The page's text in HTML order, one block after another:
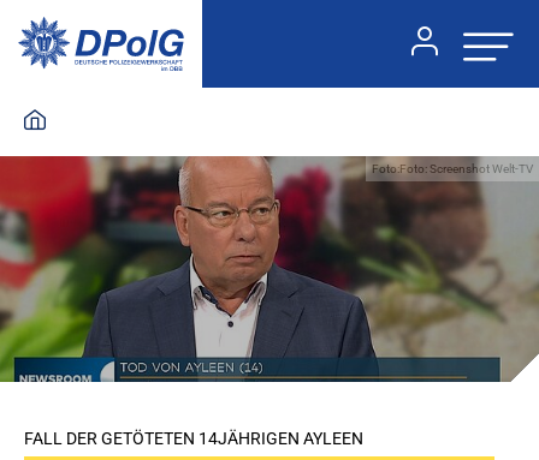
Foto:Foto: Screenshot Welt-TV
FALL DER GETÖTETEN 14JÄHRIGEN AYLEEN